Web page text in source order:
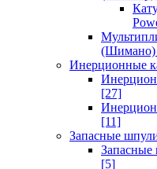
(Шимано)
Инерционные
[27]
[11]
Запасные
Запасные
[5]